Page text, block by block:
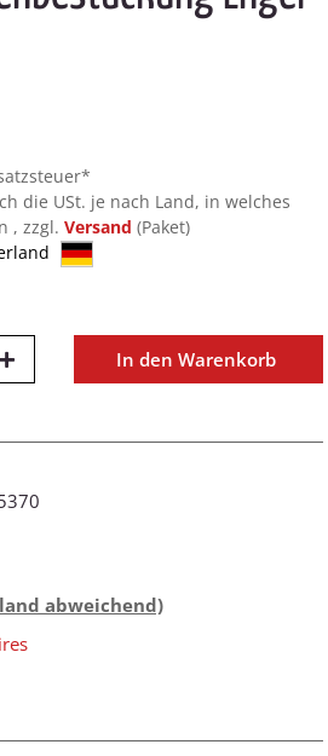
die USt. je nach Land, in welches
, zzgl. Versand (Paket)
In den Warenkorb
abweichend)